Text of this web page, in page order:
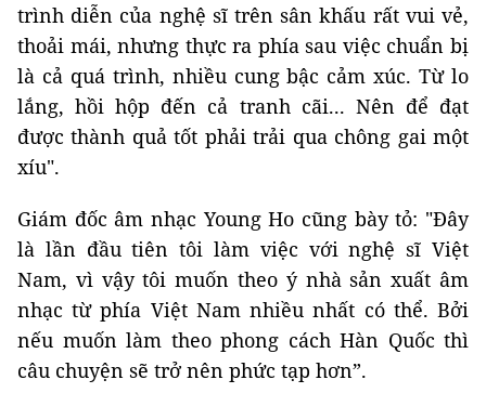
trình diễn của nghệ sĩ trên sân khấu rất vui vẻ,
thoải mái, nhưng thực ra phía sau việc chuẩn bị
là cả quá trình, nhiều cung bậc cảm xúc. Từ lo
lắng, hồi hộp đến cả tranh cãi... Nên để đạt
được thành quả tốt phải trải qua chông gai một
xíu".
Giám đốc âm nhạc Young Ho cũng bày tỏ: "Đây
là lần đầu tiên tôi làm việc với nghệ sĩ Việt
Nam, vì vậy tôi muốn theo ý nhà sản xuất âm
nhạc từ phía Việt Nam nhiều nhất có thể. Bởi
nếu muốn làm theo phong cách Hàn Quốc thì
câu chuyện sẽ trở nên phức tạp hơn”.